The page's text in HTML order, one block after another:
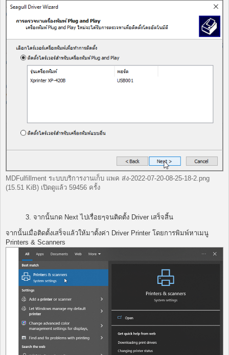
MDFulfillment ระบบบริการงานเก็บ แพค ส่ง-2022-07-20-08-25-18-2.png
(15.51 KiB) เปิดดูแล้ว 59456 ครั้ง
3. จากนั้นกด Next ไปเรื่อยๆจนติดตั้ง Driver เสร็จสิ้น
จากนั้นเมื่อติดตั้งเสร็จแล้วให้มาตั้งค่า Driver Printer โดยการพิมพ์หาเมนู
Printers & Scanners